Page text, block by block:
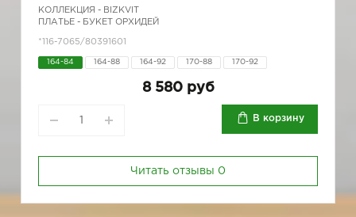
КОЛЛЕКЦИЯ - BIZKVIT
ПЛАТЬЕ - БУКЕТ ОРХИДЕЙ
*116-7065/80391601
164-84 164-88 164-92 170-88 170-92
8 580 руб
В корзину
Читать отзывы 0